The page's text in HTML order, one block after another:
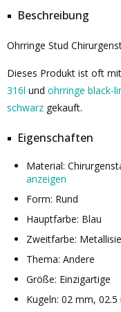
Beschreibung
Ohrringe Stud
Dieses Produkt ist oft mit
316l und ohrringe black-
schwarz gekauft.
Eigenschaften
Material:
anzeigen
Form: Rund
Hauptfarbe: Blau
Zweitfarbe:
Thema: Andere
Größe: Einzigartige
Kugeln: 02 mm,